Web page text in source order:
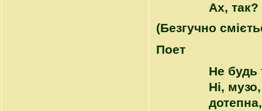
Ах,
(Безгучно
Поет
Не будь
Ні,